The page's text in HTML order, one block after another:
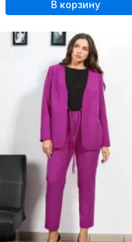
В корзину